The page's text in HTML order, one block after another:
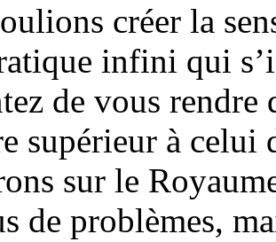
créer la
infini qui
de vous rendre
supérieur à celui
sur le
de problèmes,